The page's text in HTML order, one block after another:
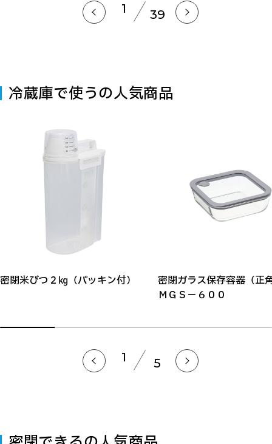
1 39
冷蔵庫で使うの人気商品
密閉米びつ２㎏（パッキン付）
密閉ガラス保存容器（
ＭＧＳ－６００
1 5